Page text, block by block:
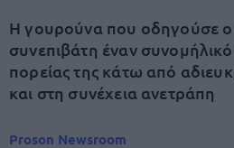
Η γουρούνα που οδηγούσε ο
συνεπιβάτη έναν
πορείας της κάτω από
και στη συνέχεια ανετράπη
Proson Newsroom